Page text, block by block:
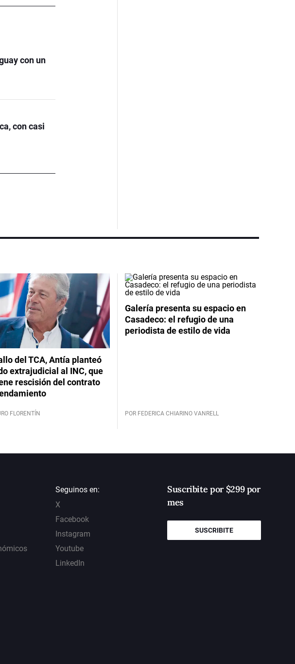
con un
con casi
del TCA, Antía planteó
extrajudicial al INC, que
rescisión del contrato
FLORENTÍN
Galería presenta su espacio en
Casadeco: el refugio de una
periodista de estilo de vida
POR FEDERICA CHIARINO VANRELL
Seguinos en:
X
Facebook
Instagram
Youtube
LinkedIn
Suscribite por $299 por
mes
SUSCRIBITE